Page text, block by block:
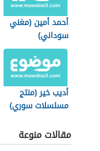
أحمد أمين (مغني
سوداني)
أديب خير (منتج
مسلسلات سوري)
مقالات منوعة